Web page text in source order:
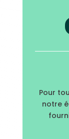
Pour
notre